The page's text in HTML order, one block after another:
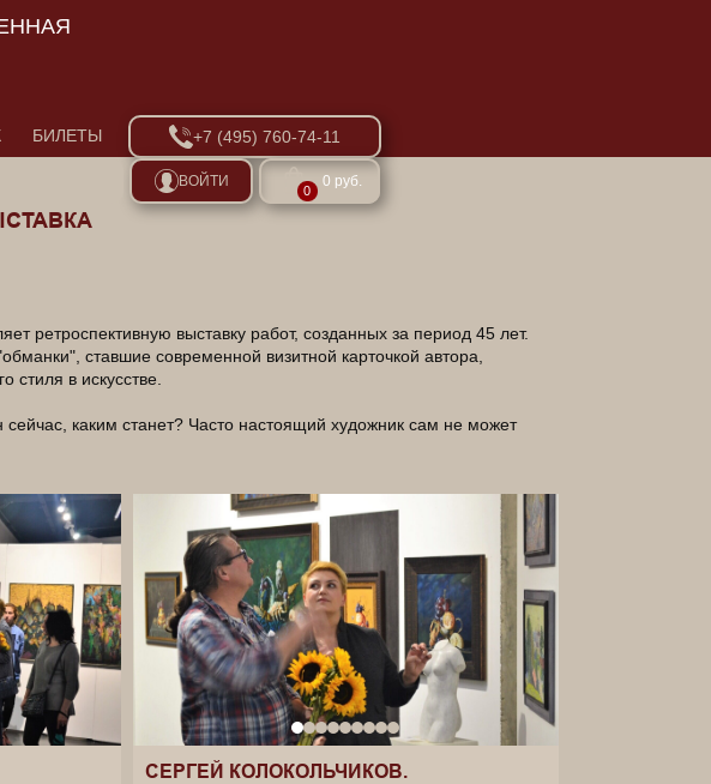
БИЛЕТЫ +7 (495) 760-74-11
ВОЙТИ
0
0 руб.
ретроспективную выставку работ, созданных за период 45 лет.
ставшие современной визитной карточкой автора,
в искусстве.
каким станет? Часто настоящий художник сам не может
СЕРГЕЙ КОЛОКОЛЬЧИКОВ.